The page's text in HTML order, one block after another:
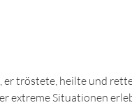
er tröstete, heilte und
extreme Situationen